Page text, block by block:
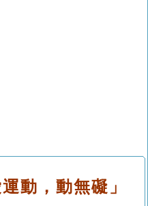
動，動無礙」